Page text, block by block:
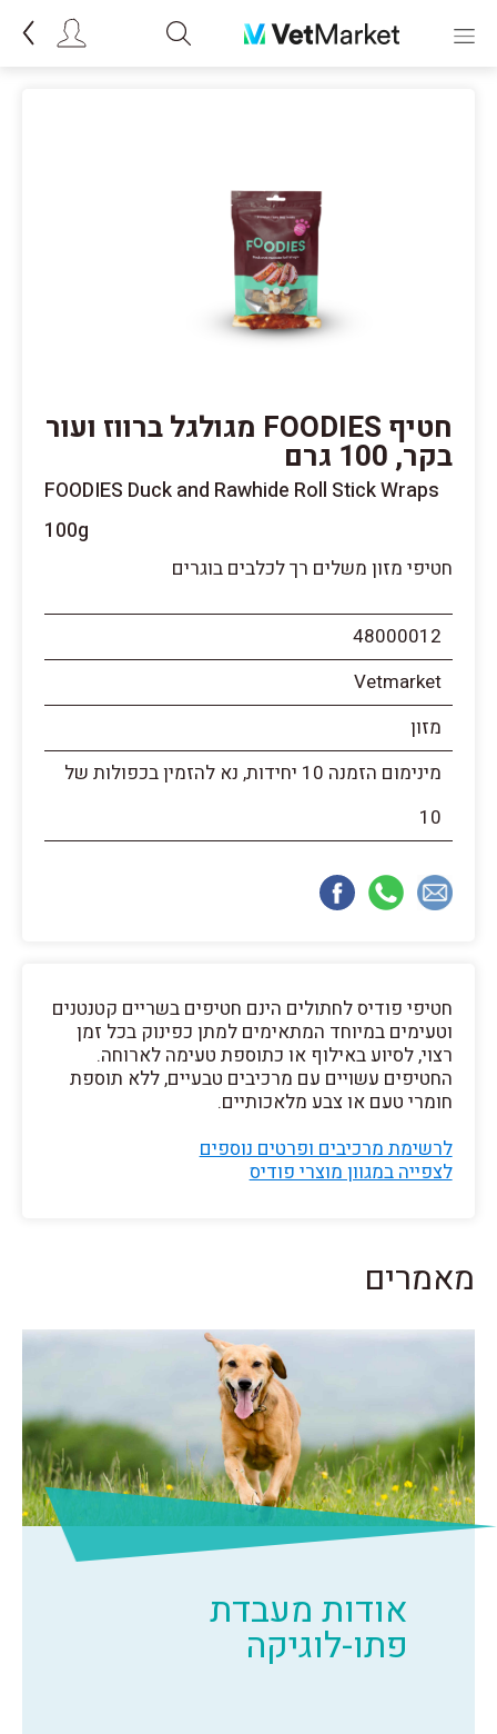
חטיף FOODIES מגולגל ברווז ועור
בקר, 100 גרם
FOODIES Duck and Rawhide Roll Stick Wraps
100g
חטיפי מזון משלים רך לכלבים בוגרים
48000012
Vetmarket
מזון
מינימום הזמנה 10 יחידות, נא להזמין בכפולות של
10
חטיפי פודיס לחתולים הינם חטיפים בשריים קטנטנים
וטעימים במיוחד המתאימים למתן כפינוק בכל זמן
רצוי, לסיוע באילוף או כתוספת טעימה לארוחה.
החטיפים עשויים עם מרכיבים טבעיים, ללא תוספת
חומרי טעם או צבע מלאכותיים.
לרשימת מרכיבים ופרטים נוספים
לצפייה במגוון מוצרי פודיס
מאמרים
אודות מעבדת
פתו-לוגיקה